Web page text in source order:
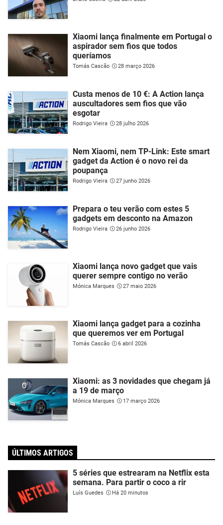
Xiaomi lança finalmente em Portugal o
aspirador sem fios que todos
queríamos
Tomás Cascão 28 março 2026
Custa menos de 10 €: A Action lança
auscultadores sem fios que vão
esgotar
Rodrigo Vieira 28 julho 2026
Nem Xiaomi, nem TP-Link: Este smart
gadget da Action é o novo rei da
poupança
Rodrigo Vieira 27 junho 2026
Prepara o teu verão com estes 5
gadgets em desconto na Amazon
Rodrigo Vieira 26 junho 2026
Xiaomi lança novo gadget que vais
querer sempre contigo no verão
Mónica Marques 27 maio 2026
Xiaomi lança gadget para a cozinha
que queremos ver em Portugal
Tomás Cascão 6 abril 2026
Xiaomi: as 3 novidades que chegam já
a 19 de março
Mónica Marques 17 março 2026
ÚLTIMOS ARTIGOS
5 séries que estrearam na Netflix esta
semana. Para partir o coco a rir
Luís Guedes Há 20 minutos